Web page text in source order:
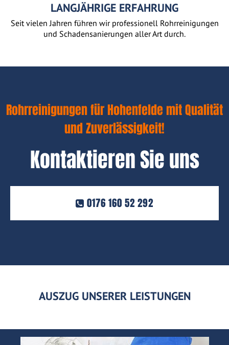
LANGJÄHRIGE ERFAHRUNG
Seit vielen Jahren führen wir professionell Rohrreinigungen
und Schadensanierungen aller Art durch.
Rohrreinigungen für Hohenfelde mit Qualität
und Zuverlässigkeit!
Kontaktieren Sie uns
0176 160 52 292
AUSZUG UNSERER LEISTUNGEN